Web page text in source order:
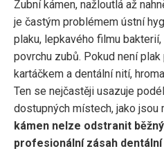
Zubní kámen, nažloutlá až
je častým problémem ústní
plaku, lepkavého filmu
povrchu zubů. Pokud není
kartáčkem a dentální nití,
Ten se nejčastěji usazuje
dostupných místech, jako jsou
kámen nelze odstranit
profesionální zásah